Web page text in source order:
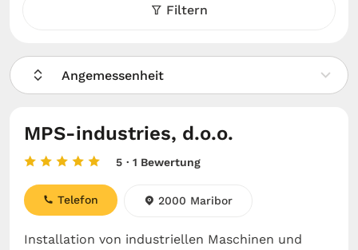
Filtern
Angemessenheit
MPS-industries, d.o.o.
5 · 1 Bewertung
Installation von industriellen Maschinen und
Telefon 2000 Maribor